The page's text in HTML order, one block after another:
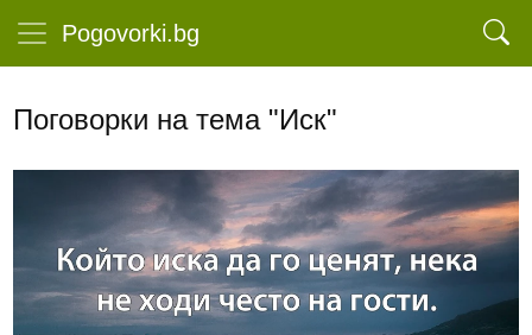
Pogovorki.bg
Поговорки на тема "Иск"